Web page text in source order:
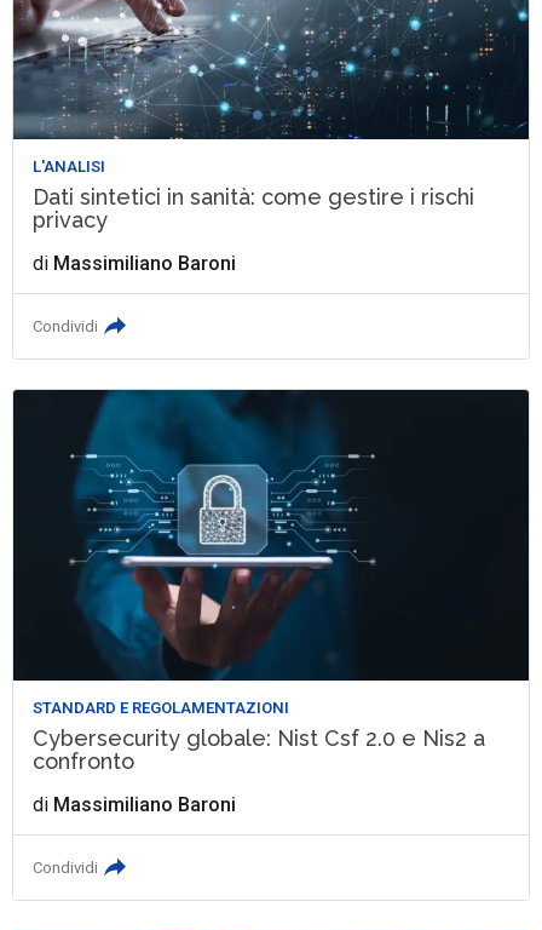
L'ANALISI
Dati sintetici in sanità: come gestire i rischi
privacy
di Massimiliano Baroni
Condividi
STANDARD E REGOLAMENTAZIONI
Cybersecurity globale: Nist Csf 2.0 e Nis2 a
confronto
di Massimiliano Baroni
Condividi